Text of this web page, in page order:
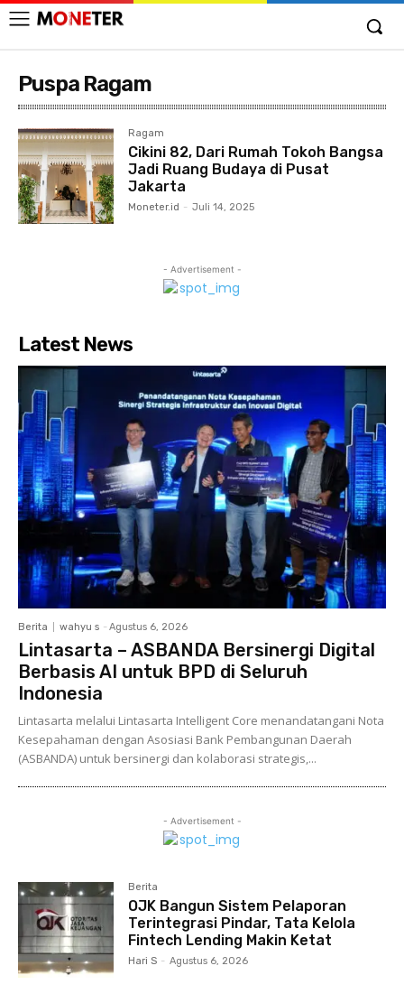
Puspa Ragam
Ragam
Cikini 82, Dari Rumah Tokoh Bangsa
Jadi Ruang Budaya di Pusat
Jakarta
Moneter.id - Juli 14, 2025
- Advertisement -
Latest News
Berita wahyu s - Agustus 6, 2026
Lintasarta – ASBANDA Bersinergi Digital
Berbasis AI untuk BPD di Seluruh
Indonesia
Lintasarta melalui Lintasarta Intelligent Core menandatangani Nota
Kesepahaman dengan Asosiasi Bank Pembangunan Daerah
(ASBANDA) untuk bersinergi dan kolaborasi strategis,...
- Advertisement -
Berita
OJK Bangun Sistem Pelaporan
Terintegrasi Pindar, Tata Kelola
Fintech Lending Makin Ketat
Hari S - Agustus 6, 2026